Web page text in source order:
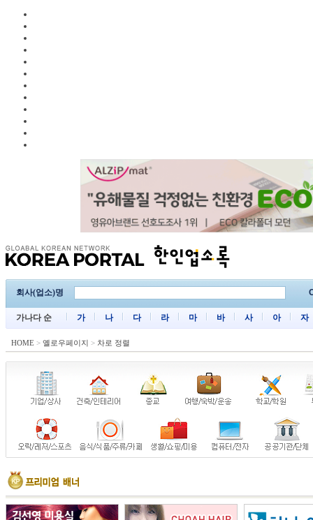
회사(업소)명
가나다 순 가 나 다 라 마 바 사 아 자
HOME > 옐로우페이지 > 차로 정렬